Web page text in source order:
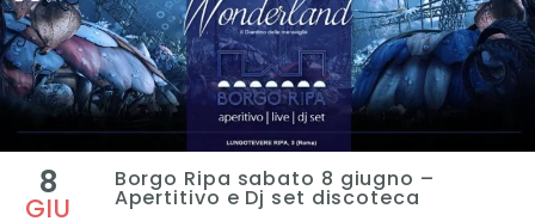
8
GIU
Borgo Ripa sabato 8 giugno –
Apertitivo e Dj set discoteca